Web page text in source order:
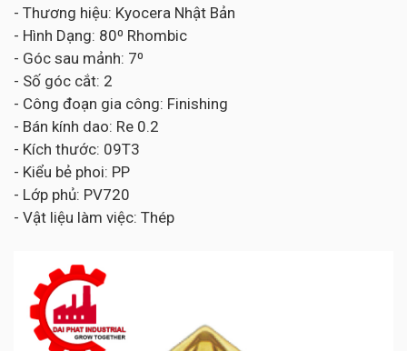
- Thương hiệu: Kyocera Nhật Bản
- Hình Dạng: 80⁰ Rhombic
- Góc sau mảnh: 7⁰
- Số góc cắt: 2
- Công đoạn gia công: Finishing
- Bán kính dao: Re 0.2
- Kích thước: 09T3
- Kiểu bẻ phoi: PP
- Lớp phủ: PV720
- Vật liệu làm việc: Thép